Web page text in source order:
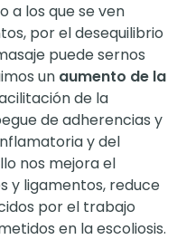
a los que se ven
por el desequilibrio
puede sernos
un aumento de la
de la
de adherencias y
y del
nos mejora el
y ligamentos, reduce
por el trabajo
en la escoliosis.